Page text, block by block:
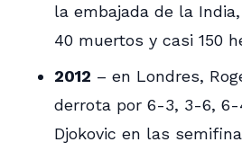
la embajada de la
40 muertos y casi 150
2012 – en Londres,
derrota por 6-3, 3-6, 6-
Djokovic en las